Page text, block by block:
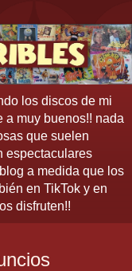
los discos de mi
a muy buenos!! nada
que suelen
espectaculares
a medida que los
en TikTok y en
disfruten!!